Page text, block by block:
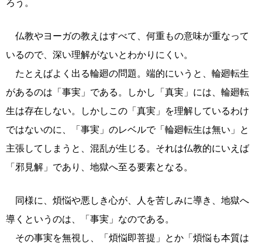
ろう。
仏教やヨーガの教えはすべて、何重もの意味が重なって
いるので、深い理解がないとわかりにくい。
たとえばよく出る輪廻の問題。端的にいうと、輪廻転生
があるのは「事実」である。しかし「真実」には、輪廻転
生は存在しない。しかしこの「真実」を理解しているわけ
ではないのに、「事実」のレベルで「輪廻転生は無い」と
主張してしまうと、混乱が生じる。それは仏教的にいえば
「邪見解」であり、地獄へ至る要素となる。
同様に、煩悩や悪しき心が、人を苦しみに導き、地獄へ
導くというのは、「事実」なのである。
その事実を無視し、「煩悩即菩提」とか「煩悩も本質は